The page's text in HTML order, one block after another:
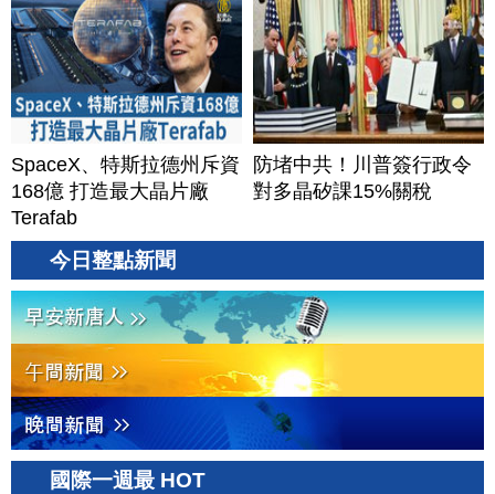
SpaceX、特斯拉德州斥資
168億 打造最大晶片廠
Terafab
防堵中共！川普簽行政令
對多晶矽課15%關稅
今日整點新聞
國際一週最 HOT